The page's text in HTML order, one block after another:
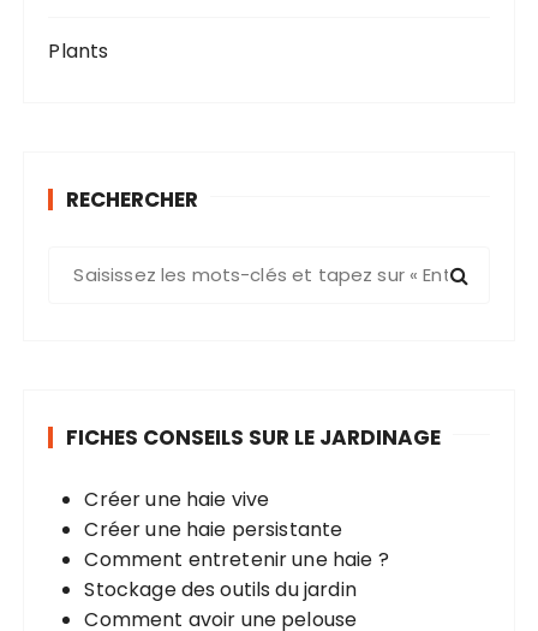
Plants
RECHERCHER
FICHES CONSEILS SUR LE JARDINAGE
Créer une haie vive
Créer une haie persistante
Comment entretenir une haie ?
Stockage des outils du jardin
Comment avoir une pelouse